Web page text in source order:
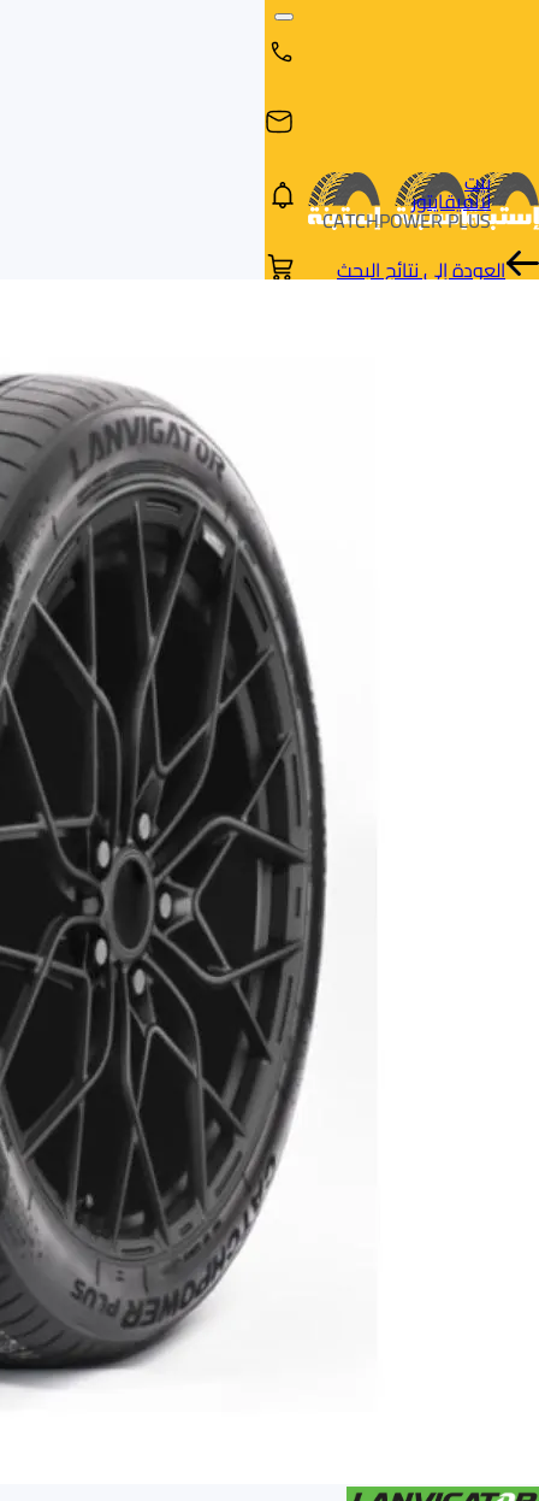
بيت
لانفيقايتور
CATCHPOWER PLUS
العودة إلى نتائج البحث